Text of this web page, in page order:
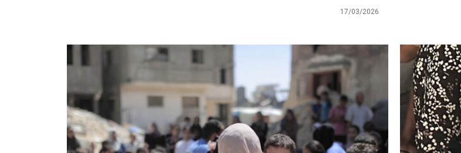
17/03/2026
Imagen Imagen